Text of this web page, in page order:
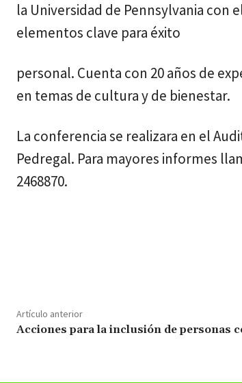
la Universidad de Pennsylvania con
elementos clave para éxito
personal. Cuenta con 20 años de
en temas de cultura y de bienestar.
La conferencia se realizara en el
Pedregal. Para mayores informes
2468870.
Artículo anterior
Acciones para la inclusión de personas